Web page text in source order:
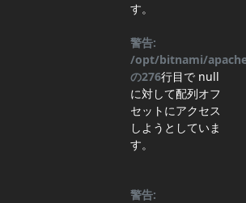
す。
警告:
/opt/bitnami/
の276行目で null
に対して配列オフ
セットにアクセス
しようとしていま
す。
警告: